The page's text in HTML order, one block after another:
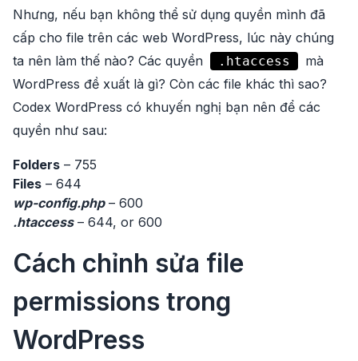
Nhưng, nếu bạn không thể sử dụng quyền mình đã
cấp cho file trên các web WordPress, lúc này chúng
ta nên làm thế nào? Các quyền
.htaccess
mà
WordPress đề xuất là gì? Còn các file khác thì sao?
Codex WordPress có khuyến nghị bạn nên để các
quyền như sau:
Folders – 755
Files – 644
wp-config.php– 600
.htaccess– 644, or 600
Cách chỉnh sửa file
permissions trong
WordPress